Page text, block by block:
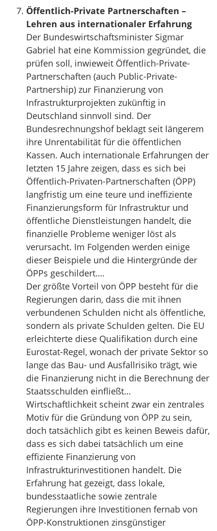
Öffentlich-Private Partnerschaften –
Lehren aus internationaler Erfahrung
Der Bundeswirtschaftsminister Sigmar
Gabriel hat eine Kommission gegründet, die
prüfen soll, inwieweit Öffentlich-Private-
Partnerschaften (auch Public-Private-
Partnership) zur Finanzierung von
Infrastrukturprojekten zukünftig in
Deutschland sinnvoll sind. Der
Bundesrechnungshof beklagt seit längerem
ihre Unrentabilität für die öffentlichen
Kassen. Auch internationale Erfahrungen der
letzten 15 Jahre zeigen, dass es sich bei
Öffentlich-Privaten-Partnerschaften (ÖPP)
langfristig um eine teure und ineffiziente
Finanzierungsform für Infrastruktur und
öffentliche Dienstleistungen handelt, die
finanzielle Probleme weniger löst als
verursacht. Im Folgenden werden einige
dieser Beispiele und die Hintergründe der
ÖPPs geschildert….
Der größte Vorteil von ÖPP besteht für die
Regierungen darin, dass die mit ihnen
verbundenen Schulden nicht als öffentliche,
sondern als private Schulden gelten. Die EU
erleichterte diese Qualifikation durch eine
Eurostat-Regel, wonach der private Sektor so
lange das Bau- und Ausfallrisiko trägt, wie
die Finanzierung nicht in die Berechnung der
Staatsschulden einfließt…
Wirtschaftlichkeit scheint zwar ein zentrales
Motiv für die Gründung von ÖPP zu sein,
doch tatsächlich gibt es keinen Beweis dafür,
dass es sich dabei tatsächlich um eine
effiziente Finanzierung von
Infrastrukturinvestitionen handelt. Die
Erfahrung hat gezeigt, dass lokale,
bundesstaatliche sowie zentrale
Regierungen ihre Investitionen fernab von
ÖPP-Konstruktionen zinsgünstiger